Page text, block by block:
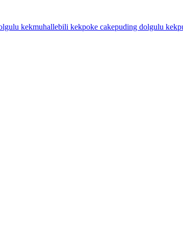
kekmuhallebili kekpoke cakepuding dolgulu kek